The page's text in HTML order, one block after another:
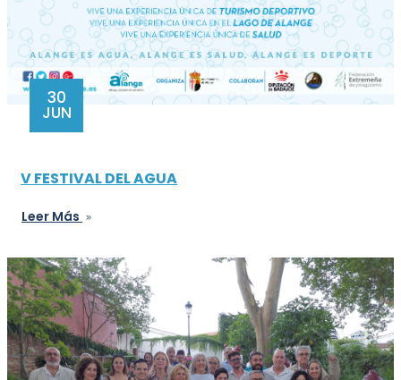
30
JUN
V FESTIVAL DEL AGUA
Leer Más